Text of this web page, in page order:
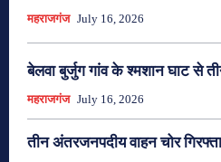
महराजगंज July 16, 2026
बेलवा बुर्जुग गांव के श्मशान घाट से
महराजगंज July 16, 2026
तीन अंतरजनपदीय वाहन चोर